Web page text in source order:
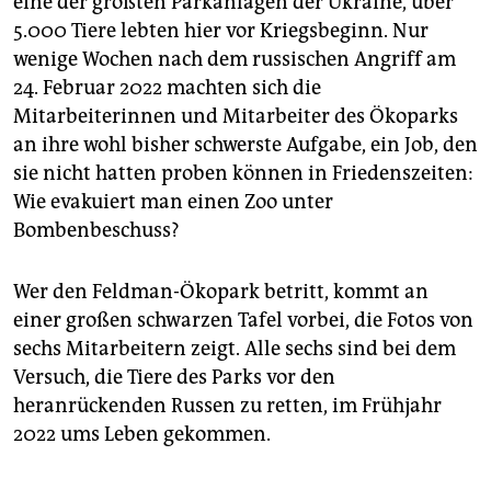
5.000 Tiere lebten hier vor Kriegsbeginn. Nur
wenige Wochen nach dem russischen Angriff am
24. Februar 2022 machten sich die
Mitarbeiterinnen und Mitarbeiter des Ökoparks
an ihre wohl bisher schwerste Aufgabe, ein Job, den
sie nicht hatten proben können in Friedenszeiten:
Wie evakuiert man einen Zoo unter
Bombenbeschuss?
Wer den Feldman-Ökopark betritt, kommt an
einer großen schwarzen Tafel vorbei, die Fotos von
sechs Mitarbeitern zeigt. Alle sechs sind bei dem
Versuch, die Tiere des Parks vor den
heranrückenden Russen zu retten, im Frühjahr
2022 ums Leben gekommen.